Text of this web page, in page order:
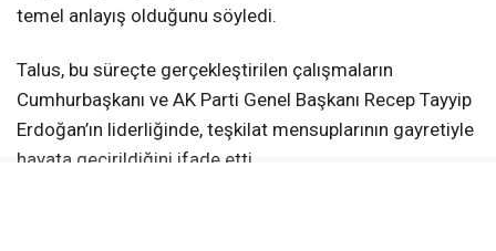
temel anlayış olduğunu söyledi.
Talus, bu süreçte gerçekleştirilen çalışmaların
Cumhurbaşkanı ve AK Parti Genel Başkanı Recep Tayyip
Erdoğan’ın liderliğinde, teşkilat mensuplarının gayretiyle
hayata geçirildiğini ifade etti.